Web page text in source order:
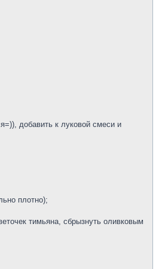
добавить к луковой смеси и
плотно);
тимьяна, сбрызнуть оливковым